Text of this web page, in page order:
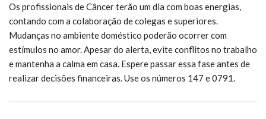
Os profissionais de Câncer terão um dia com boas energias,
contando com a colaboração de colegas e superiores.
Mudanças no ambiente doméstico poderão ocorrer com
estímulos no amor. Apesar do alerta, evite conflitos no trabalho
e mantenha a calma em casa. Espere passar essa fase antes de
realizar decisões financeiras. Use os números 147 e 0791.